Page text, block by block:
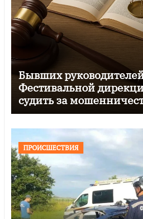
Бывших
Фестивальной
судить за
ПРОИСШЕСТВИЯ